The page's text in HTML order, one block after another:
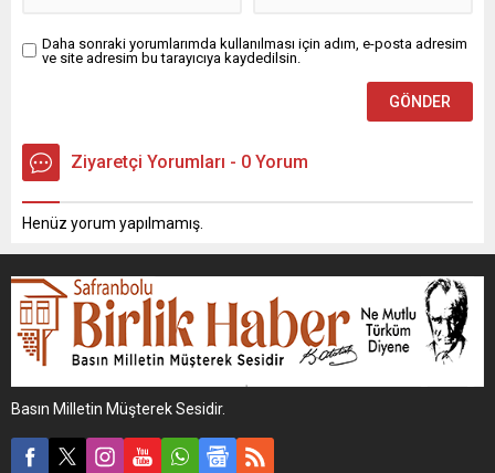
Daha sonraki yorumlarımda kullanılması için adım, e-posta adresim
ve site adresim bu tarayıcıya kaydedilsin.
Ziyaretçi Yorumları - 0 Yorum
Henüz yorum yapılmamış.
Basın Milletin Müşterek Sesidir.